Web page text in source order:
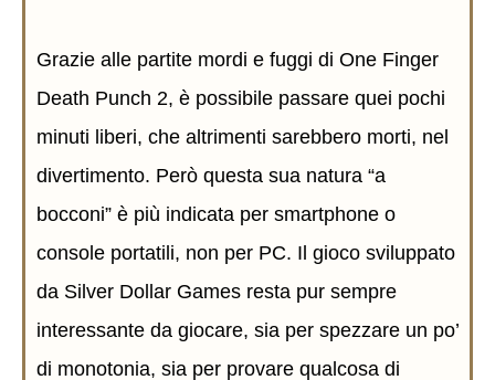
Grazie alle partite mordi e fuggi di One Finger
Death Punch 2, è possibile passare quei pochi
minuti liberi, che altrimenti sarebbero morti, nel
divertimento. Però questa sua natura “a
bocconi” è più indicata per smartphone o
console portatili, non per PC. Il gioco sviluppato
da Silver Dollar Games resta pur sempre
interessante da giocare, sia per spezzare un po’
di monotonia, sia per provare qualcosa di